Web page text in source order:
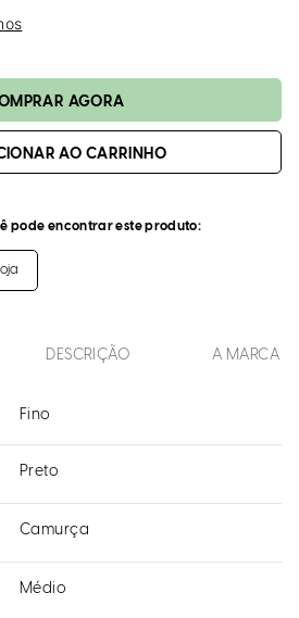
AO CARRINHO
pode encontrar este produto:
DESCRIÇÃO A MARCA
Fino
Preto
Camurça
Médio